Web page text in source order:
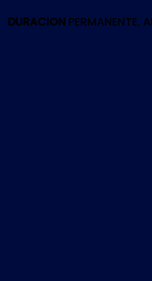
cantidad
DURACION PERMANENTE,